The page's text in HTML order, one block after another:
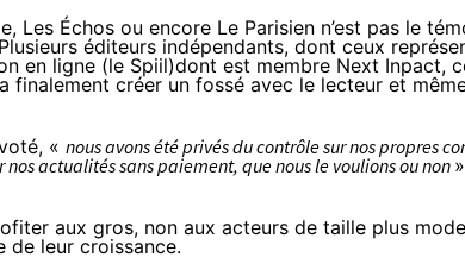
Les Échos ou encore Le Parisien n’est pas le
éditeurs indépendants, dont ceux
en ligne (le Spiil)dont est membre Next Inpact,
finalement créer un fossé avec le lecteur et
« nous avons été privés du contrôle sur nos propres
nos actualités sans paiement, que nous le voulions ou non
aux gros, non aux acteurs de taille plus
de leur croissance.